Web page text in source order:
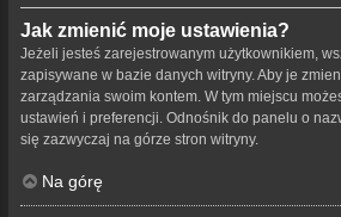
Jak zmienić moje ustawienia?
Jeżeli jesteś zarejestrowanym użytkownikiem,
zapisywane w bazie danych witryny. Aby je
zarządzania swoim kontem. W tym miejscu
ustawień i preferencji. Odnośnik do panelu o
się zazwyczaj na górze stron witryny.
Na górę